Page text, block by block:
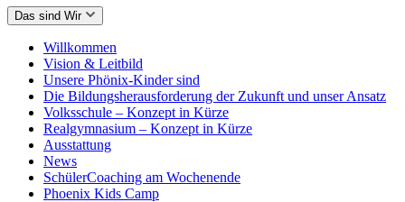
Das sind Wir
Willkommen
Vision & Leitbild
Unsere Phönix-Kinder sind
Die Bildungsherausforderung der Zukunft und unser Ansatz
Volksschule – Konzept in Kürze
Realgymnasium – Konzept in Kürze
Ausstattung
News
SchülerCoaching am Wochenende
Phoenix Kids Camp